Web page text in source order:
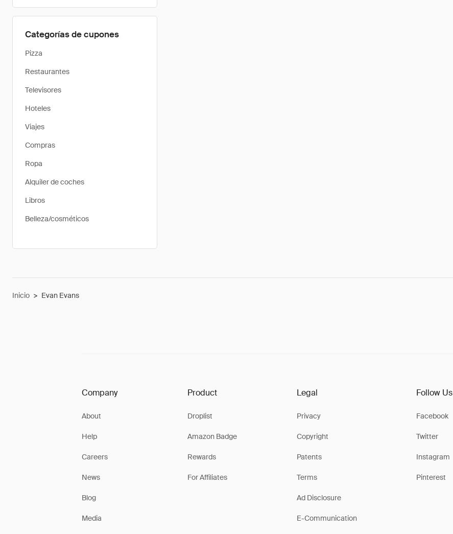
Categorías de cupones
Pizza
Restaurantes
Televisores
Hoteles
Viajes
Compras
Ropa
Alquiler de coches
Libros
Belleza/cosméticos
Inicio > Evan Evans
Company
About
Help
Careers
News
Blog
Media
Product
Droplist
Amazon Badge
Rewards
For Affiliates
Legal
Privacy
Copyright
Patents
Terms
Ad Disclosure
E-Communication
Follow Us
Facebook
Twitter
Instagram
Pinterest